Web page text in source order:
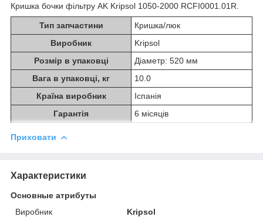
Кришка бочки фільтру AK Kripsol 1050-2000 RCFI0001.01R.
Тип запчастини
Кришка/люк
Виробник
Kripsol
Розмір в упаковці
Діаметр: 520 мм
Вага в упаковці, кг
10.0
Країна виробник
Іспанія
Гарантія
6 місяців
Приховати
Характеристики
Основные атрибуты
Виробник
Kripsol